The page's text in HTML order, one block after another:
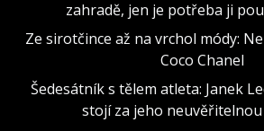
zahradě, jen je potřeba ji
Ze sirotčince až na vrchol módy:
Coco Chanel
Šedesátník s tělem atleta: Janek
stojí za jeho